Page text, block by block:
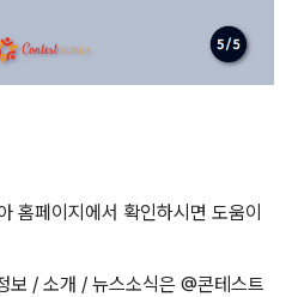
홈페이지에서 확인하시면 도움이
보 / 소개 / 뉴스소식은 @콘테스트